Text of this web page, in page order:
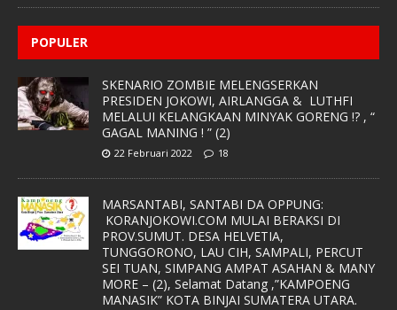
POPULER
SKENARIO ZOMBIE MELENGSERKAN
PRESIDEN JOKOWI, AIRLANGGA & LUTHFI
MELALUI KELANGKAAN MINYAK GORENG !? , “
GAGAL MANING ! ” (2)
22 Februari 2022 18
MARSANTABI, SANTABI DA OPPUNG:
KORANJOKOWI.COM MULAI BERAKSI DI
PROV.SUMUT. DESA HELVETIA,
TUNGGORONO, LAU CIH, SAMPALI, PERCUT
SEI TUAN, SIMPANG AMPAT ASAHAN & MANY
MORE – (2), Selamat Datang ,”KAMPOENG
MANASIK” KOTA BINJAI SUMATERA UTARA.